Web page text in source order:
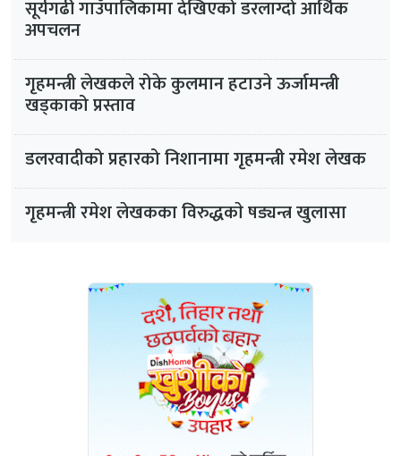
सूर्यगढी गाउँपालिकामा देखिएको डरलाग्दो आर्थिक
अपचलन
गृहमन्त्री लेखकले रोके कुलमान हटाउने ऊर्जामन्त्री
खड्काको प्रस्ताव
डलरवादीको प्रहारको निशानामा गृहमन्त्री रमेश लेखक
गृहमन्त्री रमेश लेखकका विरुद्धकाे षड्यन्त्र खुलासा